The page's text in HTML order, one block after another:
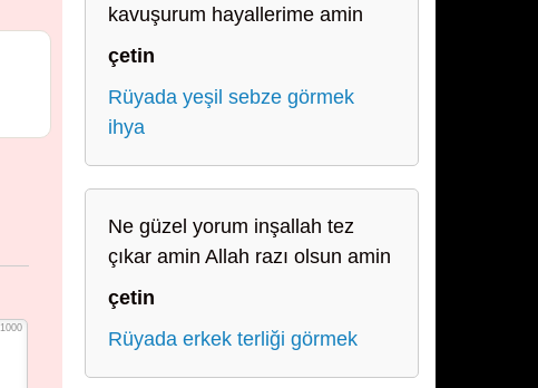
1000
kavuşurum hayallerime amin
çetin
Rüyada yeşil sebze görmek
ihya
Ne güzel yorum inşallah tez
çıkar amin Allah razı olsun amin
çetin
Rüyada erkek terliği görmek